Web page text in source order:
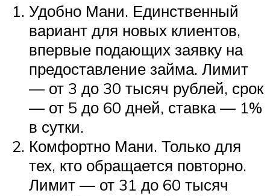
Удобно Мани. Единственный
вариант для новых клиентов,
впервые подающих заявку на
предоставление займа. Лимит
— от 3 до 30 тысяч рублей, срок
— от 5 до 60 дней, ставка — 1%
в сутки.
Комфортно Мани. Только для
тех, кто обращается повторно.
Лимит — от 31 до 60 тысяч